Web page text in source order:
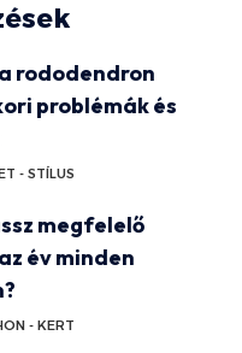
rododendron
problémák és
- STÍLUS
megfelelő
év minden
- KERT